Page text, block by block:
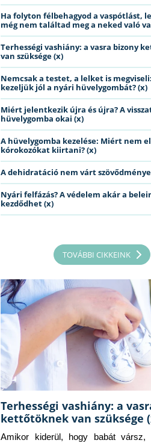
Ha folyton félbehagyod a vaspótlást,
még nem találtad meg a neked való
Terhességi vashiány: a vasra bizony
van szüksége (x)
Nemcsak a testet, a lelket is
kezeljük jól a nyári hüvelygombát? (x)
Miért jelentkezik újra és újra? A
hüvelygomba okai (x)
A hüvelygomba kezelése: Miért nem
kórokozókat kiirtani? (x)
A dehidratáció nem várt
Nyári felfázás? A védelem akár a
kezdődhet (x)
TOVÁBBI CIKKEINK
Terhességi vashiány: a
kettőtöknek van szüksége
Amikor kiderül, hogy babát vársz,